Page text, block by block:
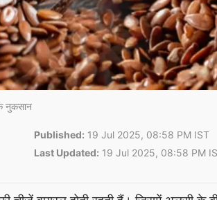
नुकसान
Published: 19 Jul 2025, 08:58 PM IST
Last Updated: 19 Jul 2025, 08:58 PM